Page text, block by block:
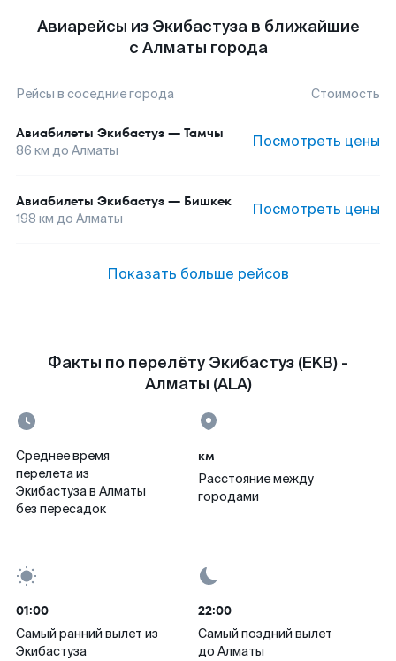
Авиарейсы из Экибастуза в ближайшие
с Алматы города
Рейсы в соседние города Стоимость
Авиабилеты Экибастуз — Тамчы
86 км до Алматы Посмотреть цены
Авиабилеты Экибастуз — Бишкек
198 км до Алматы Посмотреть цены
Показать больше рейсов
Факты по перелёту Экибастуз (EKB) -
Алматы (ALA)
Среднее время
перелета из
Экибастуза в Алматы
без пересадок
км
Расстояние между
городами
01:00
Самый ранний вылет из
Экибастуза
22:00
Самый поздний вылет
до Алматы